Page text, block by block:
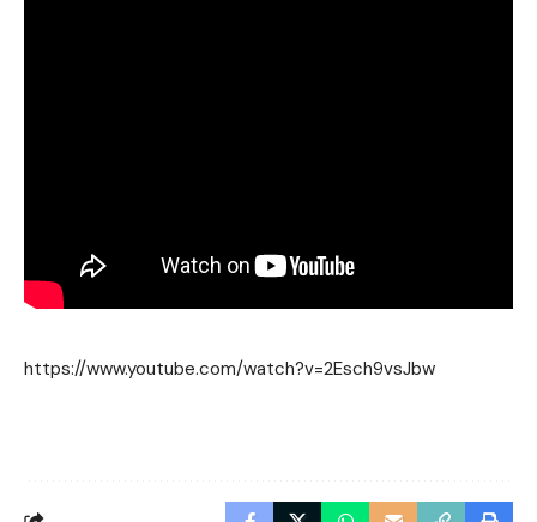
https://www.youtube.com/watch?v=2Esch9vsJbw